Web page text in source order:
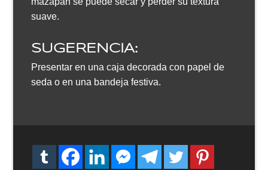
suave.
SUGERENCIA:
Presentar en una caja decorada con papel de
seda o en una bandeja festiva.